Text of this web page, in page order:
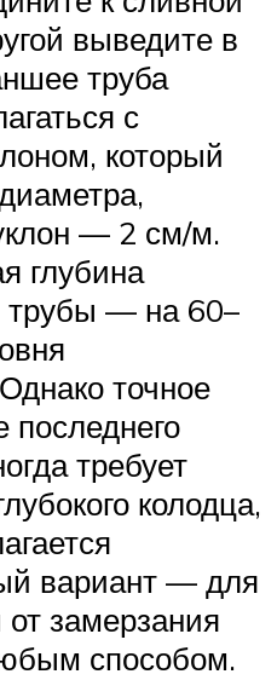
выведите в
труба
с
который
— 2 см/м.
глубина
трубы — на 60–
точное
требует
колодца,
вариант — для
замерзания
способом.